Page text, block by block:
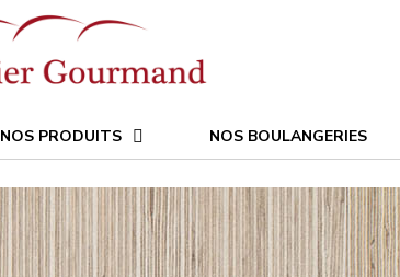
NOS PRODUITS NOS BOULANGERIES